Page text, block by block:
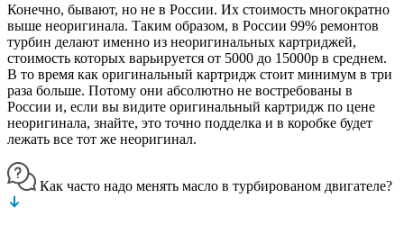
Конечно, бывают, но не в России. Их стоимость многократно
выше неоригинала. Таким образом, в России 99% ремонтов
турбин делают именно из неоригинальных картриджей,
стоимость которых варьируется от 5000 до 15000р в среднем.
В то время как оригинальный картридж стоит минимум в три
раза больше. Потому они абсолютно не востребованы в
России и, если вы видите оригинальный картридж по цене
неоригинала, знайте, это точно подделка и в коробке будет
лежать все тот же неоригинал.
Как часто надо менять масло в турбированом двигателе?